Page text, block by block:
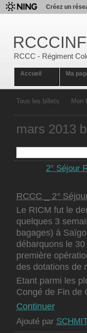
Créez un
RCCC - Régiment
Accueil Ma
Tous les billets Mon
mars 2013
2° Séjour
RCCC _ 2°
Le RICM fut le
quelques 3
bagages) à
débarquons le
première
des dotations de
Etant parmi les
Congé de Fin de
Continuer
Ajouté par